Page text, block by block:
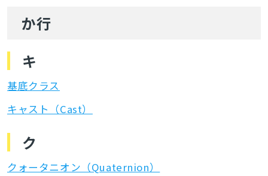
か行
キ
基底クラス
キャスト（Cast）
ク
クォータニオン（Quaternion）